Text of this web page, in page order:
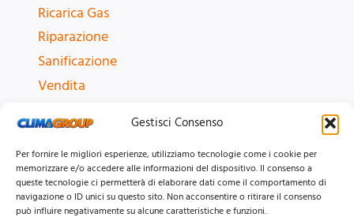
Gestisci Consenso
Per fornire le migliori esperienze, utilizziamo tecnologie come i cookie per
memorizzare e/o accedere alle informazioni del dispositivo. Il consenso a
queste tecnologie ci permetterà di elaborare dati come il comportamento di
navigazione o ID unici su questo sito. Non acconsentire o ritirare il consenso
può influire negativamente su alcune caratteristiche e funzioni.
ZONE CONDIZIONATORI
Centro Storico
Parioli
Appia
Ricarica Gas
Riparazione
Sanificazione
Vendita